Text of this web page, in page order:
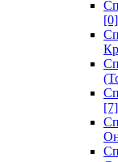
[0]
[7]